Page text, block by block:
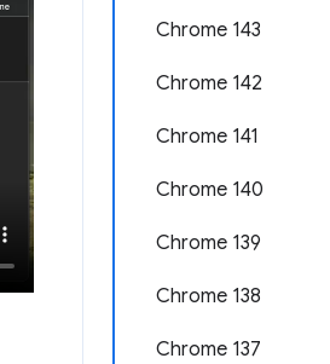
Chrome 143
Chrome 142
Chrome 141
Chrome 140
Chrome 139
Chrome 138
Chrome 137